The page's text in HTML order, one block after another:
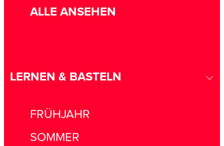
ALLE ANSEHEN
LERNEN & BASTELN
FRÜHJAHR
SOMMER